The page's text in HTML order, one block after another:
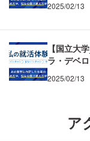
2025/02/13
【国立大
ラ・デベ
2025/02/13
ア